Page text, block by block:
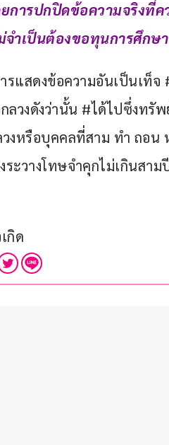
การปกปิดข้อความจริงที่
ำเป็นต้องขอทุนการศึกษ
รแสดงข้อความอันเป็นเท็
ลวงดังว่านั้น #ได้ไปซึ่งทรั
งหรือบุคคลที่สาม ทำ ถอน
ะวางโทษจำคุกไม่เกินสา
กิด